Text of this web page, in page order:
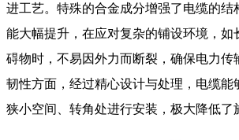
进工艺。特殊的合金成分增强了电缆的结
能大幅提升，在应对复杂的铺设环境，如
碍物时，不易因外力而断裂，确保电力传
韧性方面，经过精心设计与处理，电缆能
狭小空间、转角处进行安装，极大降低了